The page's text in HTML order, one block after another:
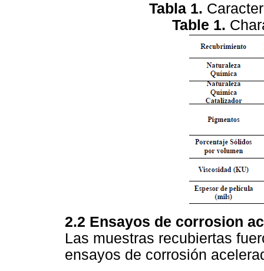
Tabla 1.
Table 1.
2.2 Ensayos de corrosion
Las muestras recubiertas
ensayos de corrosión